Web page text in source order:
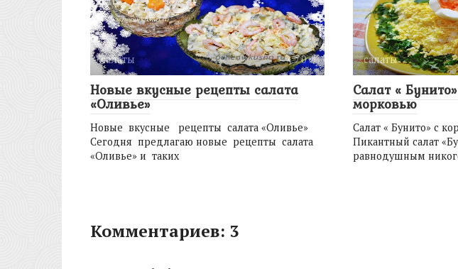
салаты 0
Новые вкусные рецепты салата
«Оливье»
Новые вкусные рецепты салата «Оливье»
Сегодня предлагаю новые рецепты салата
«Оливье» и таких
салаты
Салат «
морковью
Салат « Бунито» с
Пикантный салат
равнодушным
Комментариев: 3